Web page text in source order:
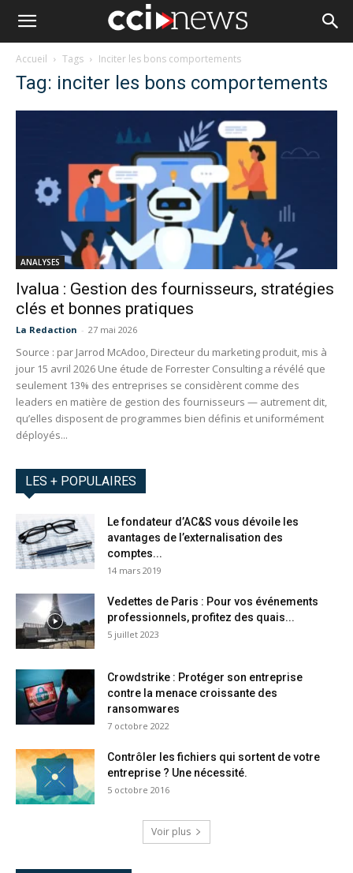
Accueil Tags Inciter les bons comportements
Tag: inciter les bons comportements
ANALYSES
Ivalua : Gestion des fournisseurs, stratégies
clés et bonnes pratiques
La Redaction - 27 mai 2026
Source : par Jarrod McAdoo, Directeur du marketing produit, mis à
jour 15 avril 2026 Une étude de Forrester Consulting a révélé que
seulement 13% des entreprises se considèrent comme des
leaders en matière de gestion des fournisseurs — autrement dit,
qu’elles disposent de programmes bien définis et uniformément
déployés...
LES + POPULAIRES
Le fondateur d’AC&S vous dévoile les
avantages de l’externalisation des
comptes...
14 mars 2019
Vedettes de Paris : Pour vos événements
professionnels, profitez des quais...
5 juillet 2023
Crowdstrike : Protéger son entreprise
contre la menace croissante des
ransomwares
7 octobre 2022
Contrôler les fichiers qui sortent de votre
entreprise ? Une nécessité.
5 octobre 2016
Voir plus